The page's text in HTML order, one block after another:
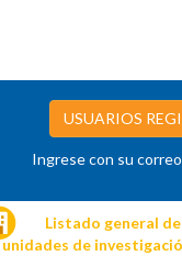
USUARIOS
Ingrese con su
Listado general de
unidades de